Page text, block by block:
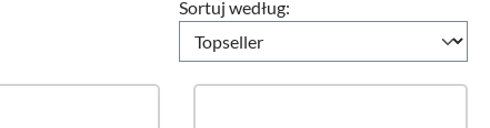
Cena
Sortuj według: